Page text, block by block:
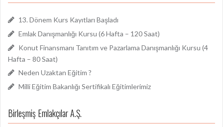
13. Dönem Kurs Kayıtları Başladı
Emlak Danışmanlığı Kursu (6 Hafta – 120 Saat)
Konut Finansmanı Tanıtım ve Pazarlama Danışmanlığı Kursu (4
Hafta – 80 Saat)
Neden Uzaktan Eğitim ?
Milli Eğitim Bakanlığı Sertifikalı Eğitimlerimiz
Birleşmiş Emlakçılar A.Ş.